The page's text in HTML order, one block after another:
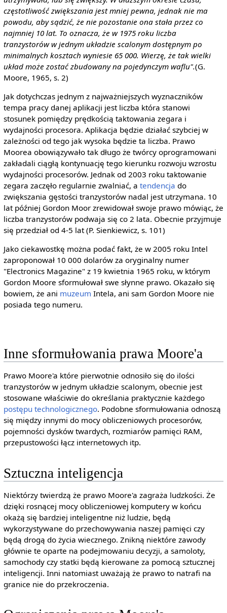
częstotliwość zwiększania jest mniej pewna, jednak nie ma
powodu, aby sądzić, że nie pozostanie ona stała przez co
najmniej 10 lat. To oznacza, że w 1975 roku liczba
tranzystorów w jednym układzie scalonym dostępnym po
minimalnych kosztach wyniesie 65 000. Wierzę, że tak wielki
układ może zostać zbudowany na pojedynczym waflu".(G.
Moore, 1965, s. 2)
Jak dotychczas jednym z najważniejszych wyznaczników
tempa pracy danej aplikacji jest liczba która stanowi
stosunek pomiędzy prędkością taktowania zegara i
wydajności procesora. Aplikacja będzie działać szybciej w
zależności od tego jak wysoka będzie ta liczba. Prawo
Moorea obowiązywało tak długo że twórcy oprogramowani
zakładali ciągłą kontynuację tego kierunku rozwoju wzrostu
wydajności procesorów. Jednak od 2003 roku taktowanie
zegara zaczęło regularnie zwalniać, a tendencja do
zwiększania gęstości tranzystorów nadal jest utrzymana. 10
lat później Gordon Moor zrewidował swoje prawo mówiąc, że
liczba tranzystorów podwaja się co 2 lata. Obecnie przyjmuje
się przedział od 4-5 lat (P. Sienkiewicz, s. 101)
Jako ciekawostkę można podać fakt, że w 2005 roku Intel
zaproponował 10 000 dolarów za oryginalny numer
"Electronics Magazine" z 19 kwietnia 1965 roku, w którym
Gordon Moore sformułował swe słynne prawo. Okazało się
bowiem, że ani muzeum Intela, ani sam Gordon Moore nie
posiada tego numeru.
Inne sformułowania prawa Moore'a
Prawo Moore'a które pierwotnie odnosiło się do ilości
tranzystorów w jednym układzie scalonym, obecnie jest
stosowane właściwie do określania praktycznie każdego
postępu technologicznego. Podobne sformułowania odnoszą
się między innymi do mocy obliczeniowych procesorów,
pojemności dysków twardych, rozmiarów pamięci RAM,
przepustowości łącz internetowych itp.
Sztuczna inteligencja
Niektórzy twierdzą że prawo Moore'a zagraża ludzkości. Że
dzięki rosnącej mocy obliczeniowej komputery w końcu
okażą się bardziej inteligentne niż ludzie, będą
wykorzystywane do przechowywania naszej pamięci czy
będą drogą do życia wiecznego. Znikną niektóre zawody
głównie te oparte na podejmowaniu decyzji, a samoloty,
samochody czy statki będą kierowane za pomocą sztucznej
inteligencji. Inni natomiast uważają że prawo to natrafi na
granice nie do przekroczenia.